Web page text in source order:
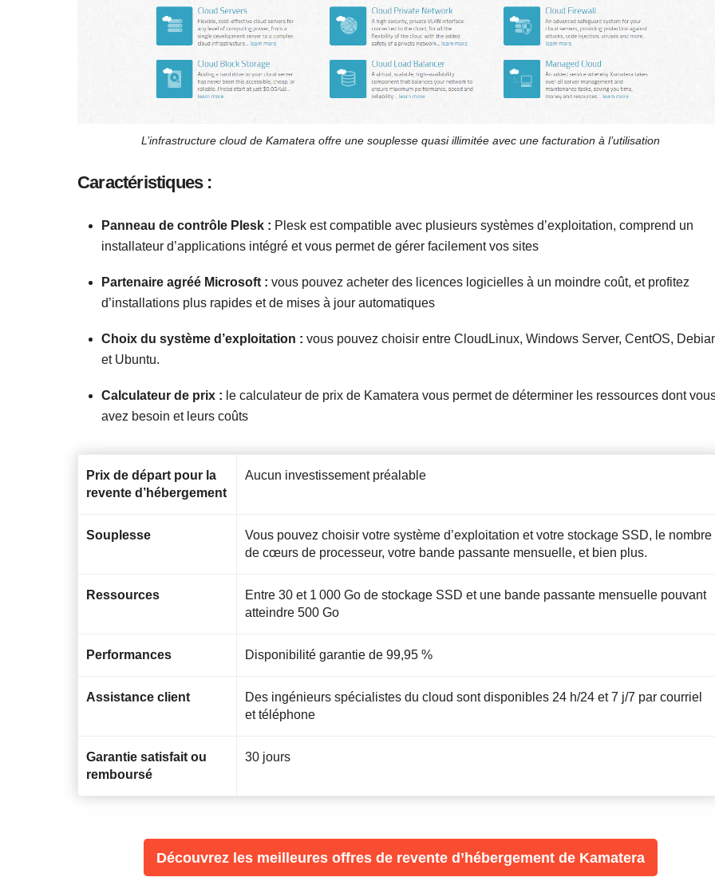
L’infrastructure cloud de Kamatera offre une souplesse quasi illimitée avec une facturation à l’utilisation
Caractéristiques :
Panneau de contrôle Plesk : Plesk est compatible avec plusieurs systèmes d’exploitation, comprend un
installateur d’applications intégré et vous permet de gérer facilement vos sites
Partenaire agréé Microsoft : vous pouvez acheter des licences logicielles à un moindre coût, et profitez
d’installations plus rapides et de mises à jour automatiques
Choix du système d’exploitation : vous pouvez choisir entre CloudLinux, Windows Server, CentOS,
et Ubuntu.
Calculateur de prix : le calculateur de prix de Kamatera vous permet de déterminer les ressources dont
avez besoin et leurs coûts
Prix de départ pour la
revente d’hébergement
Aucun investissement préalable
Souplesse
Vous pouvez choisir votre système d’exploitation et votre stockage SSD, le nombre
de cœurs de processeur, votre bande passante mensuelle, et bien plus.
Ressources
Entre 30 et 1 000 Go de stockage SSD et une bande passante mensuelle pouvant
atteindre 500 Go
Performances Disponibilité garantie de 99,95 %
Assistance client
Des ingénieurs spécialistes du cloud sont disponibles 24 h/24 et 7 j/7 par courriel
et téléphone
Garantie satisfait ou
remboursé
30 jours
Découvrez les meilleures offres de revente d’hébergement de Kamatera